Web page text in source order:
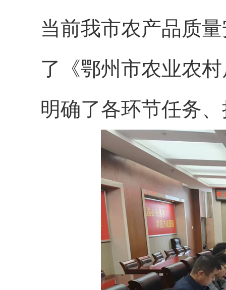
当前我市农产品质
了《鄂州市农业农
明确了各环节任务